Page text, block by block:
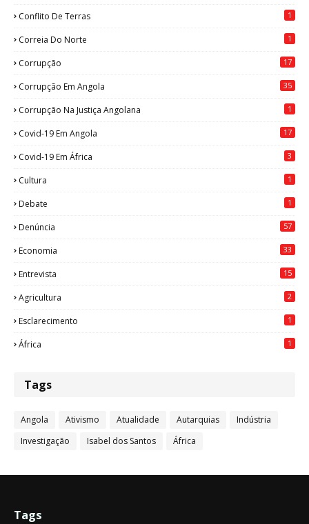
Conflito De Terras 1
Correia Do Norte 1
Corrupção 17
Corrupção Em Angola 35
Corrupção Na Justiça Angolana 1
Covid-19 Em Angola 17
Covid-19 Em África 3
Cultura 1
Debate 1
Denúncia 57
Economia 33
Entrevista 15
Agricultura 2
Esclarecimento 1
África 1
Tags
Angola Ativismo Atualidade Autarquias
Indústria
Investigação
Isabel dos Santos África
Tags